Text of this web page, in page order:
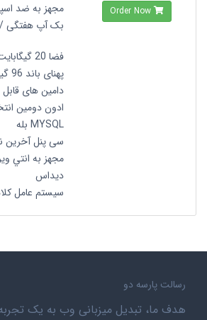
مجهز به ضد
بک آپ هفتگی /
فضا 20 گیگابایت
پهنای باند 96 گیگابایت
دامین های
ادون دومین
MYSQL بله
سی پنل آخرین
مجهز به انتي
ديداس
سیستم عامل
Order Now
رسالت پارسه دو
هدف ما، تبدیل میزبانی وب به یک